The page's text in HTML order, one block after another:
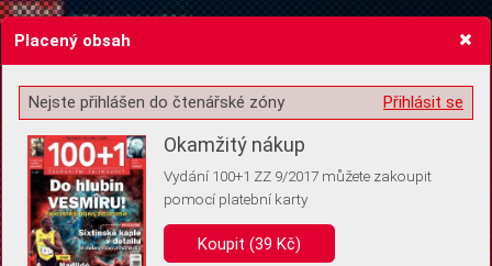
Žádost o souhlas s ukládáním volitelných informací
Pro základní fungování webu nepotřebujeme ukládat žádné informace
(tzv. cookies apod.). Rádi bychom vás ale požádali o souhlas s
Placený obsah
Přihlásit se
Nejste přihlášen do čtenářské zóny
Okamžitý nákup
Vydání 100+1 ZZ 9/2017 můžete zakoupit
pomocí platební karty
Koupit (39 Kč)